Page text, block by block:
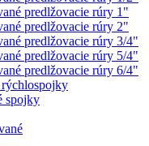
predlžovacie rúry 1"
predlžovacie rúry 2"
predlžovacie rúry 3/4"
predlžovacie rúry 5/4"
predlžovacie rúry 6/4"
spojky